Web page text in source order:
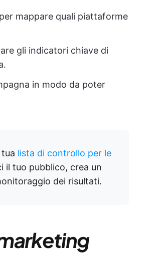
mappare quali piattaforme
gli indicatori chiave di
in modo da poter
tua lista di controllo per le
il tuo pubblico, crea un
dei risultati.